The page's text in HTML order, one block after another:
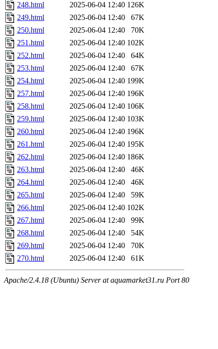
248.html
2025-06-04 12:40 126K
249.html
2025-06-04 12:40
67K
250.html
2025-06-04 12:40
70K
251.html
2025-06-04 12:40 102K
252.html
2025-06-04 12:40
64K
253.html
2025-06-04 12:40
67K
254.html
2025-06-04 12:40 199K
257.html
2025-06-04 12:40 196K
258.html
2025-06-04 12:40 106K
259.html
2025-06-04 12:40 103K
260.html
2025-06-04 12:40 196K
261.html
2025-06-04 12:40 195K
262.html
2025-06-04 12:40 186K
263.html
2025-06-04 12:40
46K
264.html
2025-06-04 12:40
46K
265.html
2025-06-04 12:40
59K
266.html
2025-06-04 12:40 102K
267.html
2025-06-04 12:40
99K
268.html
2025-06-04 12:40
54K
269.html
2025-06-04 12:40
70K
270.html
2025-06-04 12:40 61K
Apache/2.4.18 (Ubuntu) Server at aquamarket31.ru Port 80